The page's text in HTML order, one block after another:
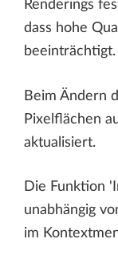
Renderings
dass hohe
beeinträchtigt.
Beim Ändern
Pixelflächen
aktualisiert.
Die Funktion
unabhängig
im